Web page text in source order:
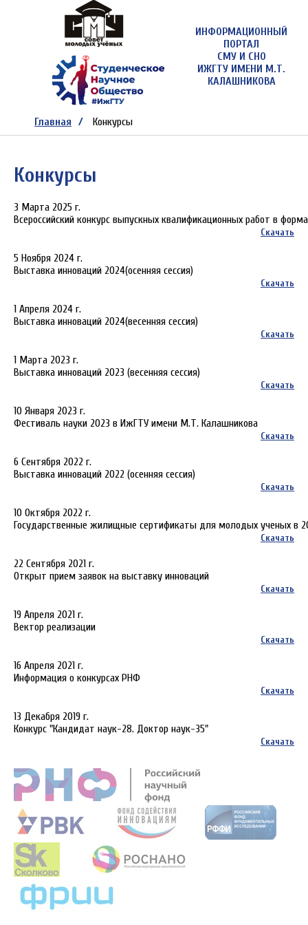
ИНФОРМАЦИОННЫЙ
ПОРТАЛ
СМУ И СНО
ИЖГТУ ИМЕНИ М.Т.
КАЛАШНИКОВА
Главная Конкурсы
Конкурсы
3 Марта 2025 г.
Всероссийский конкурс выпускных квалификационных работ в
Скачать
5 Ноября 2024 г.
Выставка инноваций 2024(осенняя сессия)
Скачать
1 Апреля 2024 г.
Выставка инноваций 2024(весенняя сессия)
Скачать
1 Марта 2023 г.
Выставка инноваций 2023 (весенняя сессия)
Скачать
10 Января 2023 г.
Фестиваль науки 2023 в ИжГТУ имени М.Т. Калашникова
Скачать
6 Сентября 2022 г.
Выставка инноваций 2022 (осенняя сессия)
Скачать
10 Октября 2022 г.
Государственные жилищные сертификаты для молодых ученых в
Скачать
22 Сентября 2021 г.
Открыт прием заявок на выставку инноваций
Скачать
19 Апреля 2021 г.
Вектор реализации
Скачать
16 Апреля 2021 г.
Информация о конкурсах РНФ
Скачать
13 Декабря 2019 г.
Конкурс "Кандидат наук-28. Доктор наук-35"
Скачать